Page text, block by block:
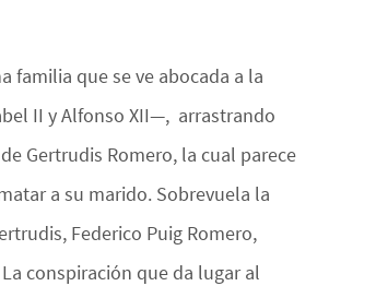
familia que se ve abocada a la
II y Alfonso XII—, arrastrando
Gertrudis Romero, la cual parece
a su marido. Sobrevuela la
Federico Puig Romero,
conspiración que da lugar al